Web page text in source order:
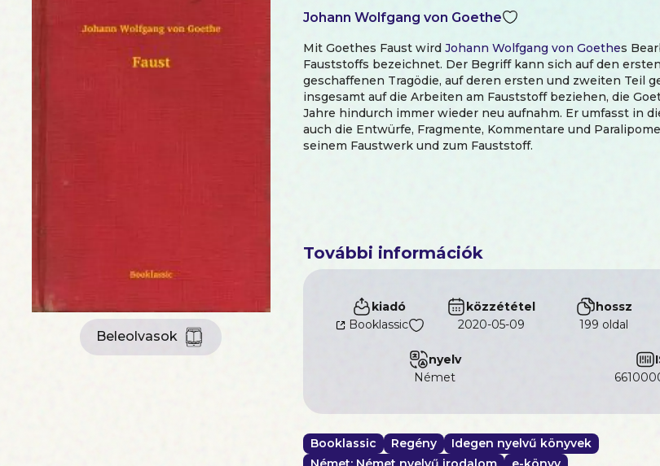
Beleolvasok
Johann Wolfgang von Goethe
Mit Goethes Faust wird Johann Wolfgang von Goethes
Fauststoffs bezeichnet. Der Begriff kann sich auf den
geschaffenen Tragödie, auf deren ersten und zweiten Teil
insgesamt auf die Arbeiten am Fauststoff beziehen, die
Jahre hindurch immer wieder neu aufnahm. Er umfasst in
auch die Entwürfe, Fragmente, Kommentare und
seinem Faustwerk und zum Fauststoff.
További információk
kiadó
Booklassic
közzététel
2020-05-09
hossz
199 oldal
nyelv
német
Booklassic Regény
Idegen nyelvű könyvek